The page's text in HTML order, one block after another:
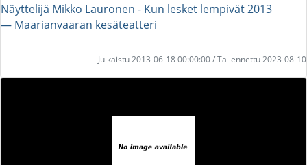
Näyttelijä Mikko Lauronen - Kun lesket lempivät 2013
― Maarianvaaran kesäteatteri
Julkaistu 2013-06-18 00:00:00 / Tallennettu 2023-08-10